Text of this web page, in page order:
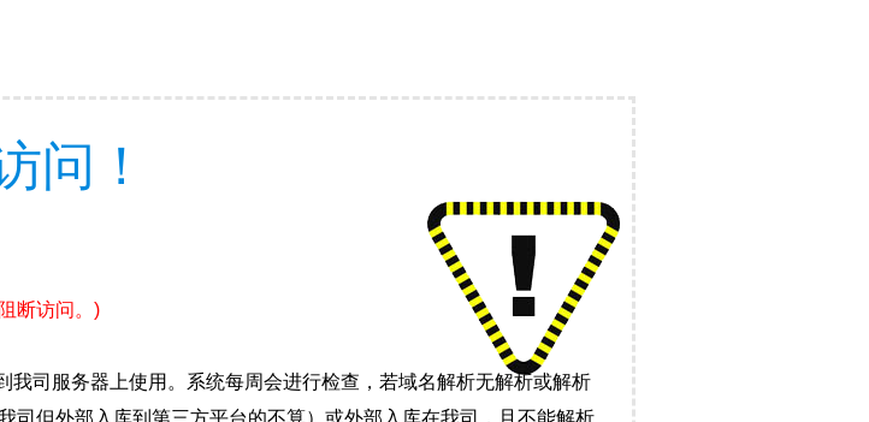
问！
断访问。)
司服务器上使用。系统每周会进行检查，若域名解析无解析或解析
司但外部入库到第三方平台的不算）或外部入库在我司，且不能解析